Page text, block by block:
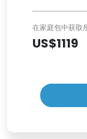
在家庭包中获取
US$1119